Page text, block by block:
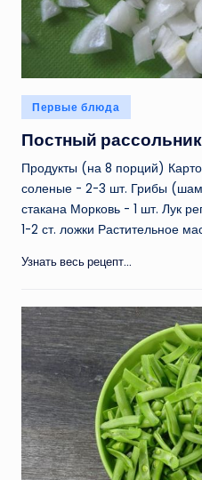
Опубликовано
в
Первые блюда
Постный
Продукты (на 8 порций)
соленые - 2-3 шт. Грибы
стакана Морковь - 1 шт. Лук
1-2 ст. ложки Растительное
Узнать весь рецепт...